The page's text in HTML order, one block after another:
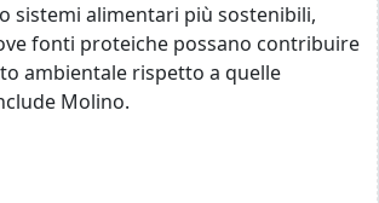
sistemi alimentari più sostenibili,
fonti proteiche possano contribuire
ambientale rispetto a quelle
Molino.